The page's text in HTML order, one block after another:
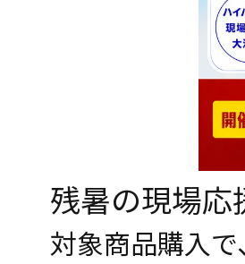
残暑の現場応
対象商品購入